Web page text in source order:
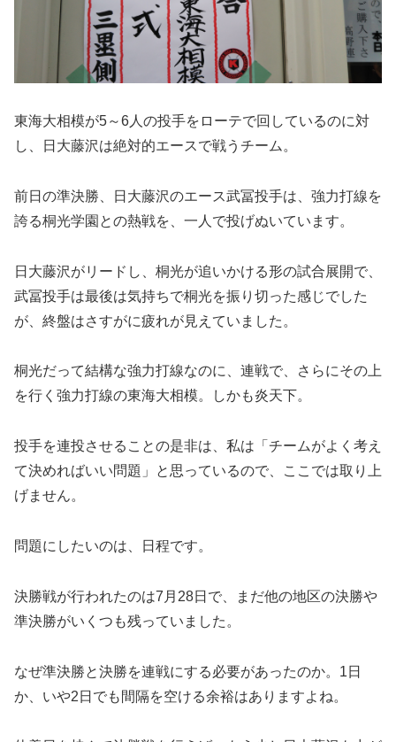
東海大相模が5～6人の投手をローテで回しているのに対
し、日大藤沢は絶対的エースで戦うチーム。
前日の準決勝、日大藤沢のエース武冨投手は、強力打線を
誇る桐光学園との熱戦を、一人で投げぬいています。
日大藤沢がリードし、桐光が追いかける形の試合展開で、
武冨投手は最後は気持ちで桐光を振り切った感じでした
が、終盤はさすがに疲れが見えていました。
桐光だって結構な強力打線なのに、連戦で、さらにその上
を行く強力打線の東海大相模。しかも炎天下。
投手を連投させることの是非は、私は「チームがよく考え
て決めればいい問題」と思っているので、ここでは取り上
げません。
問題にしたいのは、日程です。
決勝戦が行われたのは7月28日で、まだ他の地区の決勝や
準決勝がいくつも残っていました。
なぜ準決勝と決勝を連戦にする必要があったのか。1日
か、いや2日でも間隔を空ける余裕はありますよね。